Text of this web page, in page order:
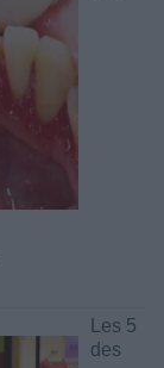
Les 5
des